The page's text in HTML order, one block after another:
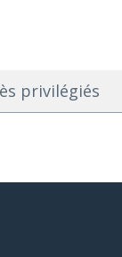
privilégiés